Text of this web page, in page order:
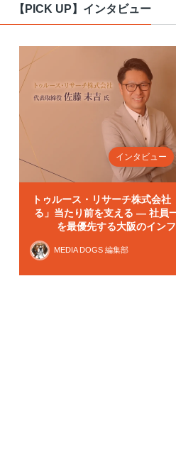
【PICK UP】インタビュー
トゥルース・リサーチ株式会社
る」当たり前を支える — 社員
を最優先する大阪のイン
MEDIA DOGS 編集部
インタビュー